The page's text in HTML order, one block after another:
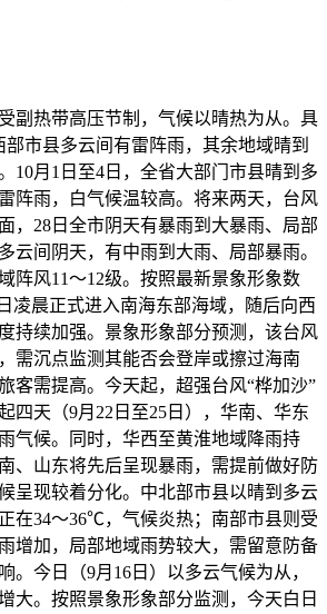
热带高压节制，气候以晴热为从。具
部市县多云间有雷阵雨，其余地域晴到
10月1日至4日，全省大部门市县晴到多
阵雨，白气候温较高。将来两天，台风
，28日全市阴天有暴雨到大暴雨、局部
云间阴天，有中雨到大雨、局部暴雨。
阵风11～12级。按照最新景象形象数
凌晨正式进入南海东部海域，随后向西
持续加强。景象形象部分预测，该台风
需沉点监测其能否会登岸或擦过海南
客需提高。今天起，超强台风“桦加沙”
四天（9月22日至25日），华南、华东
气候。同时，华西至黄淮地域降雨持
、山东将先后呈现暴雨，需提前做好防
呈现较着分化。中北部市县以晴到多云
在34～36℃，气候炎热；南部市县则受
增加，局部地域雨势较大，需留意防备
。今日（9月16日）以多云气候为从，
大。按照景象形象部分监测，今天白日